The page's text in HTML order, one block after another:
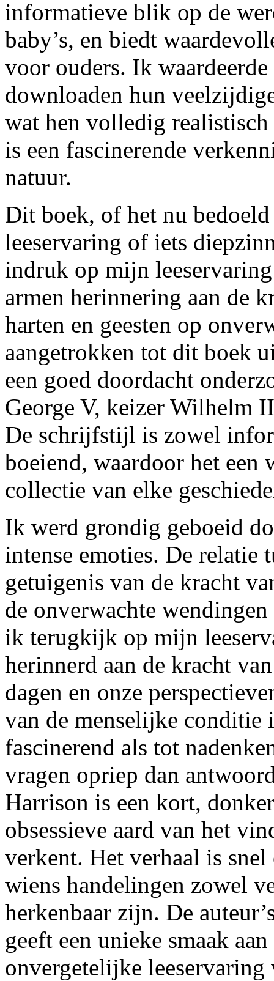
informatieve blik op de
baby’s, en biedt
voor ouders. Ik
downloaden hun
wat hen volledig realistisch
is een fascinerende
natuur.
Dit boek, of het nu
leeservaring of iets
indruk op mijn
armen herinnering aan de
harten en geesten op
aangetrokken tot dit boek
een goed doordacht
George V, keizer Wilhelm
De schrijfstijl is zowel
boeiend, waardoor het
collectie van elke
Ik werd grondig geboeid
intense emoties. De relatie
getuigenis van de kracht
de onverwachte
ik terugkijk op mijn
herinnerd aan de kracht
dagen en onze
van de menselijke conditie
fascinerend als tot
vragen opriep dan
Harrison is een kort,
obsessieve aard van het
verkent. Het verhaal is
wiens handelingen zowel
herkenbaar zijn. De
geeft een unieke smaak
onvergetelijke leeservaring